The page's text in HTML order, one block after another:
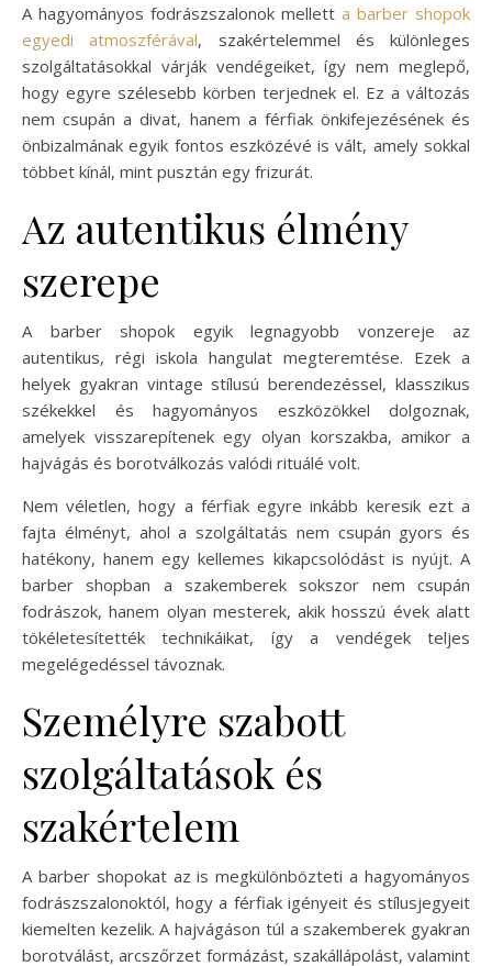
A hagyományos fodrászszalonok mellett a barber shopok
egyedi atmoszférával, szakértelemmel és különleges
szolgáltatásokkal várják vendégeiket, így nem meglepő,
hogy egyre szélesebb körben terjednek el. Ez a változás
nem csupán a divat, hanem a férfiak önkifejezésének és
önbizalmának egyik fontos eszközévé is vált, amely sokkal
többet kínál, mint pusztán egy frizurát.
Az autentikus élmény
szerepe
A barber shopok egyik legnagyobb vonzereje az
autentikus, régi iskola hangulat megteremtése. Ezek a
helyek gyakran vintage stílusú berendezéssel, klasszikus
székekkel és hagyományos eszközökkel dolgoznak,
amelyek visszarepítenek egy olyan korszakba, amikor a
hajvágás és borotválkozás valódi rituálé volt.
Nem véletlen, hogy a férfiak egyre inkább keresik ezt a
fajta élményt, ahol a szolgáltatás nem csupán gyors és
hatékony, hanem egy kellemes kikapcsolódást is nyújt. A
barber shopban a szakemberek sokszor nem csupán
fodrászok, hanem olyan mesterek, akik hosszú évek alatt
tökéletesítették technikáikat, így a vendégek teljes
megelégedéssel távoznak.
Személyre szabott
szolgáltatások és
szakértelem
A barber shopokat az is megkülönbözteti a hagyományos
fodrászszalonoktól, hogy a férfiak igényeit és stílusjegyeit
kiemelten kezelik. A hajvágáson túl a szakemberek gyakran
borotválást, arcszőrzet formázást, szakállápolást, valamint